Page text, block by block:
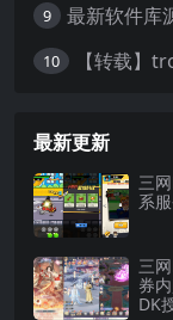
9 最新软件库
10
最新更新
三
系
三
券
DK